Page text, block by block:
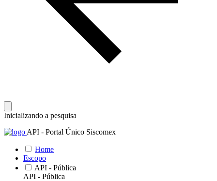
Inicializando a pesquisa
API - Portal Único Siscomex
Home
Escopo
API - Pública
API - Pública